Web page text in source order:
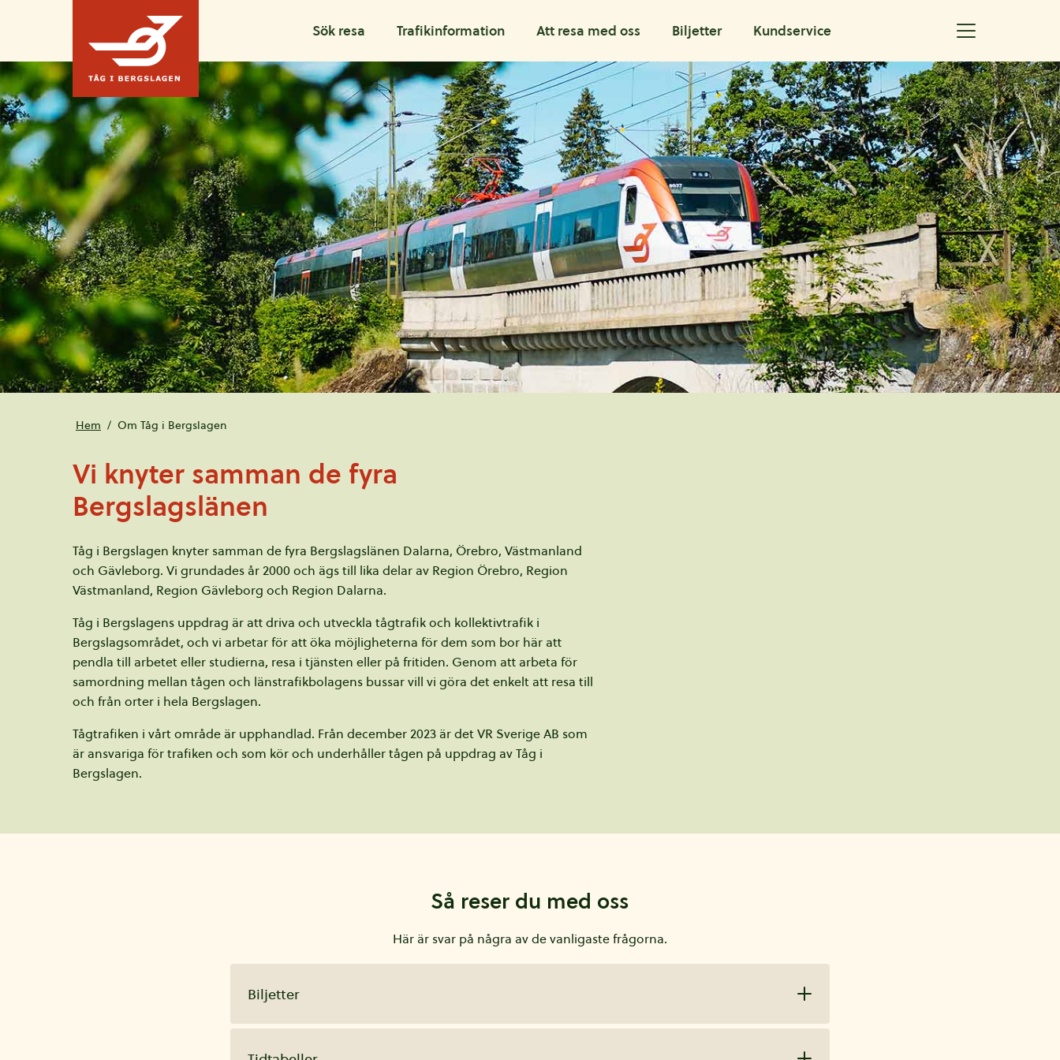
Hoppa till innehållet Sök resa Trafikinformation Att resa med oss Biljetter Kundservice
Hem Om Tåg i Bergslagen
Vi knyter samman de fyra
Bergslagslänen
Tåg i Bergslagen knyter samman de fyra Bergslagslänen Dalarna, Örebro, Västmanland
och Gävleborg. Vi grundades år 2000 och ägs till lika delar av Region Örebro, Region
Västmanland, Region Gävleborg och Region Dalarna.
Tåg i Bergslagens uppdrag är att driva och utveckla tågtrafik och kollektivtrafik i
Bergslagsområdet, och vi arbetar för att öka möjligheterna för dem som bor här att
pendla till arbetet eller studierna, resa i tjänsten eller på fritiden. Genom att arbeta för
samordning mellan tågen och länstrafikbolagens bussar vill vi göra det enkelt att resa till
och från orter i hela Bergslagen.
Tågtrafiken i vårt område är upphandlad. Från december 2023 är det VR Sverige AB som
är ansvariga för trafiken och som kör och underhåller tågen på uppdrag av Tåg i
Bergslagen.
Så reser du med oss
Här är svar på några av de vanligaste frågorna.
Biljetter